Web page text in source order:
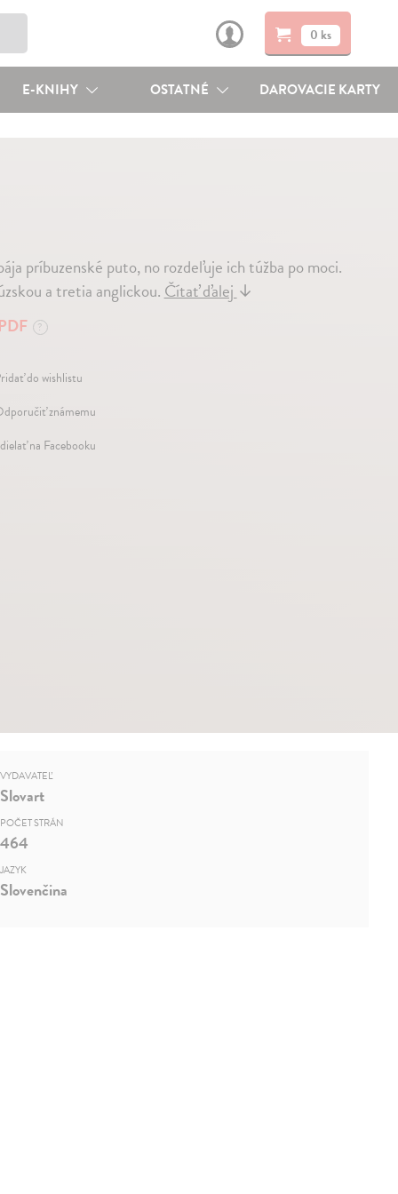
0 ks
E-KNIHY OSTATNÉ DAROVACIE KARTY
príbuzenské puto, no rozdeľuje ich túžba po moci.
a tretia anglickou.Čítať ďalej↓
PDF ?
do wishlistu
známemu
na Facebooku
VYDAVATEĽ
Slovart
POČET STRÁN
464
JAZYK
Slovenčina